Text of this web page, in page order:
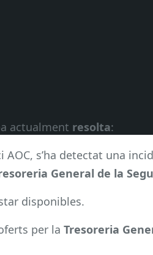
actualment resolta:
AOC, s’ha detectat una
General de la
disponibles.
per la Tresoreria